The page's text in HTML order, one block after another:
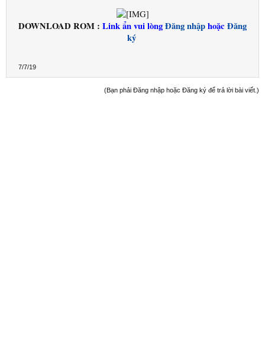
DOWNLOAD ROM : Link ẩn vui lòngĐăng nhậphoặc Đăng
ký
7/7/19
(Bạn phải Đăng nhập hoặc Đăng ký để trả lời bài viết.)